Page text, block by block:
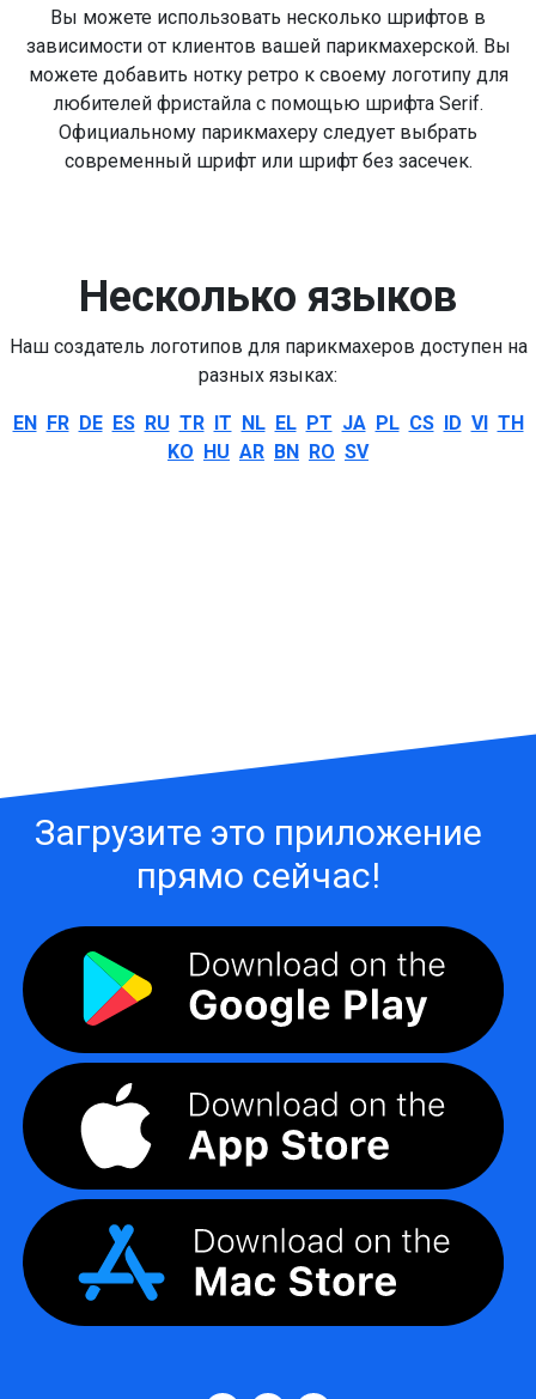
Вы можете использовать несколько шрифтов в
зависимости от клиентов вашей парикмахерской. Вы
можете добавить нотку ретро к своему логотипу для
любителей фристайла с помощью шрифта Serif.
Официальному парикмахеру следует выбрать
современный шрифт или шрифт без засечек.
Несколько языков
Наш создатель логотипов для парикмахеров доступен на
разных языках:
EN FR DE ES RU TR IT NL EL PT JA PL CS ID VI TH
KO HU AR BN RO SV
Загрузите это приложение
прямо сейчас!